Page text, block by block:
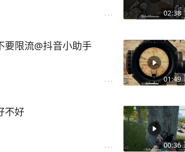
02:38
01:49
限流@抖音小助手
00:36
不好